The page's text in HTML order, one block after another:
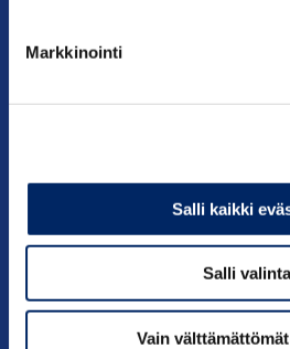
Markkinointi
Salli kaikki
Salli valinta
Vain
Tietoa